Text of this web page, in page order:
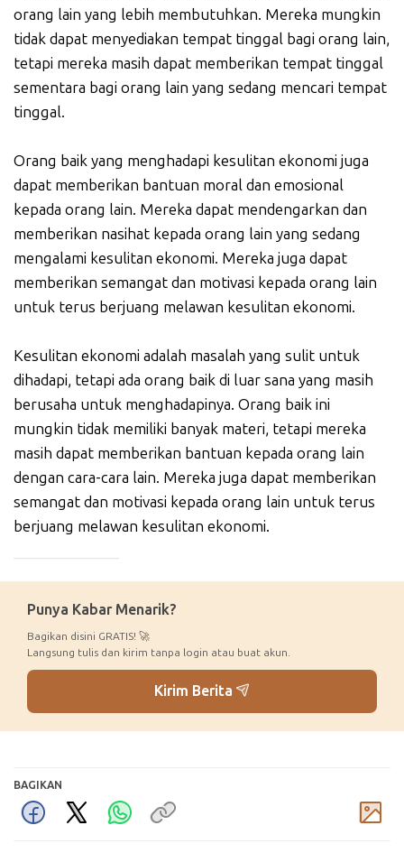
orang lain yang lebih membutuhkan. Mereka mungkin
tidak dapat menyediakan tempat tinggal bagi orang lain,
tetapi mereka masih dapat memberikan tempat tinggal
sementara bagi orang lain yang sedang mencari tempat
tinggal.
Orang baik yang menghadapi kesulitan ekonomi juga
dapat memberikan bantuan moral dan emosional
kepada orang lain. Mereka dapat mendengarkan dan
memberikan nasihat kepada orang lain yang sedang
mengalami kesulitan ekonomi. Mereka juga dapat
memberikan semangat dan motivasi kepada orang lain
untuk terus berjuang melawan kesulitan ekonomi.
Kesulitan ekonomi adalah masalah yang sulit untuk
dihadapi, tetapi ada orang baik di luar sana yang masih
berusaha untuk menghadapinya. Orang baik ini
mungkin tidak memiliki banyak materi, tetapi mereka
masih dapat memberikan bantuan kepada orang lain
dengan cara-cara lain. Mereka juga dapat memberikan
semangat dan motivasi kepada orang lain untuk terus
berjuang melawan kesulitan ekonomi.
Punya Kabar Menarik?
Bagikan disini GRATIS! 🚀
Langsung tulis dan kirim tanpa login atau buat akun.
Kirim Berita
BAGIKAN